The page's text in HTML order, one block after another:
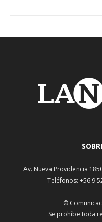
Av. Nueva Providencia
Teléfonos: +56 9
©
Se prohíbe toda